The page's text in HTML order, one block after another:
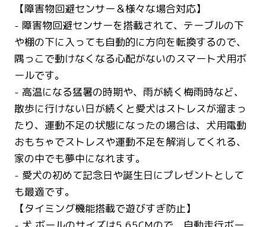
【障害物回避センサー＆様々な場合対応】
- 障害物回避センサーを搭載されて、テーブルの下
や棚の下に入っても自動的に方向を転換するので、
隅っこで動けなくなる心配がないのスマート犬用ボ
ールです。
- 高温になる猛暑の時期や、雨が続く梅雨時など、
散歩に行けない日が続くと愛犬はストレスが溜まっ
たり、運動不足の状態になったの場合は、犬用電動
おもちゃでストレスや運動不足を解消してくれる、
家の中でも夢中になれます。
- 愛犬の初めて記念日や誕生日にプレゼントとして
も最適です。
【タイミング機能搭載で遊びすぎ防止】